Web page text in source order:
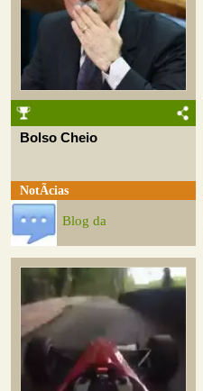
Bolso Cheio
NotÃ­cias
Blog da